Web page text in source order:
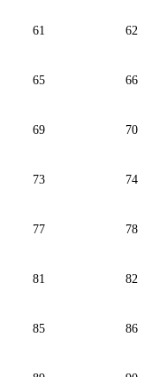
61 62
65 66
69 70
73 74
77 78
81 82
85 86